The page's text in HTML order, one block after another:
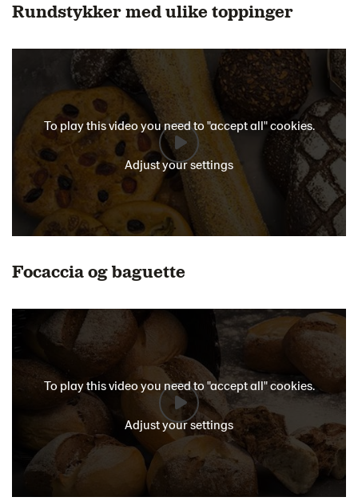
Rundstykker med ulike toppinger
To play this video you need to "accept all" cookies.
Adjust your settings
Focaccia og baguette
To play this video you need to "accept all" cookies.
Adjust your settings